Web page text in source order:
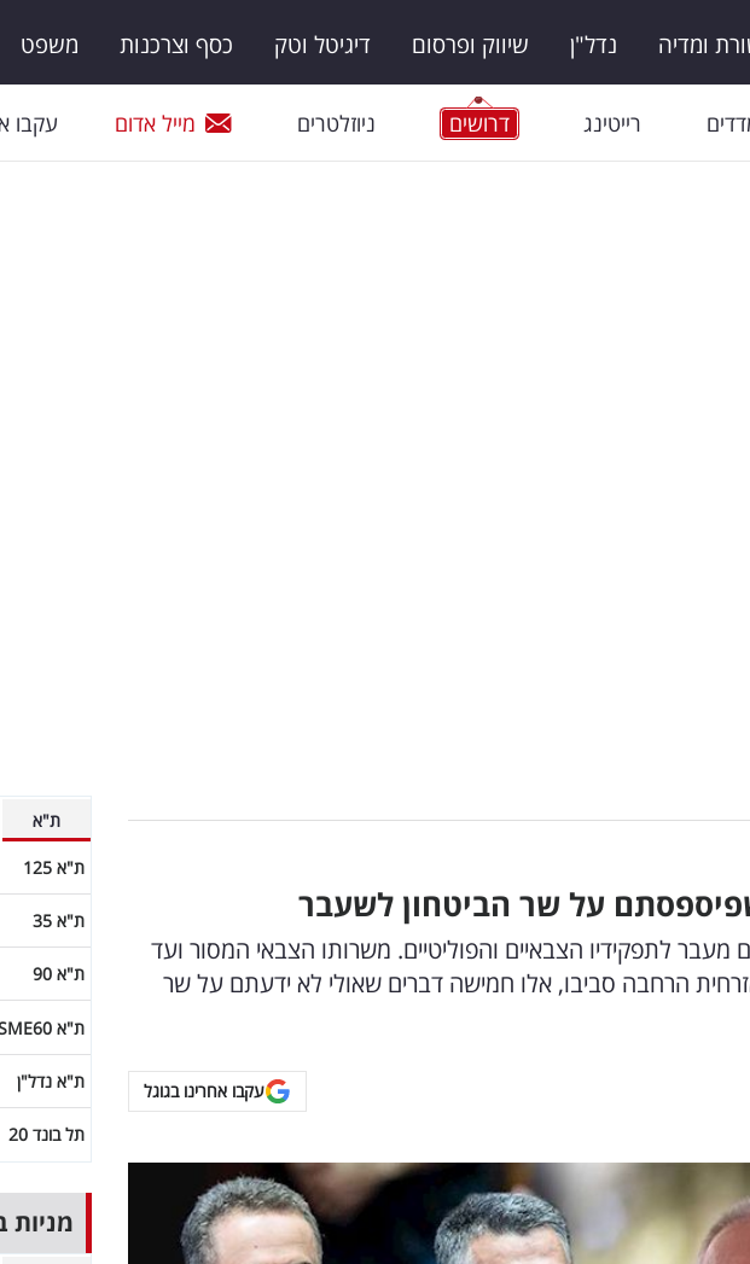
ומדיה נדל"ן שיווק ופרסום דיגיטל וטק כסף וצרכנות משפט
רייטינג דרושים ניוזלטרים מייל אדום עקבו
על שר הביטחון לשעבר
לתפקידיו הצבאיים והפוליטיים. משרותו הצבאי המסור ועד
הרחבה סביבו, אלו חמישה דברים שאולי לא ידעתם על שר
עקבו אחרינו בגוגל
ת"א
ת"א 125
ת"א 35
ת"א 90
ת"א SME60
ת"א נדל"ן
תל בונד 20
מניות